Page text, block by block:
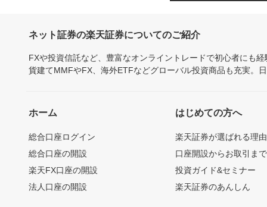
ネット証券の楽天証券についてのご紹介
FXや投資信託など、豊富なオンライントレードで初心者にも
貨建てMMFやFX、海外ETFなどグローバル投資商品も充実。
ホーム
総合口座ログイン
総合口座の開設
楽天FX口座の開設
法人口座の開設
はじめての方へ
楽天証券が選ばれる理由
口座開設からお取引ま
投資ガイド&セミナー
楽天証券のあんしん